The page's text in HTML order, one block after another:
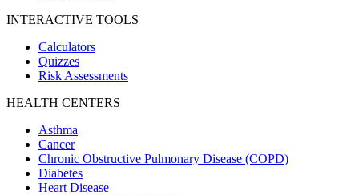
INTERACTIVE TOOLS
Calculators
Quizzes
Risk Assessments
HEALTH CENTERS
Asthma
Cancer
Chronic Obstructive Pulmonary Disease (COPD)
Diabetes
Heart Disease